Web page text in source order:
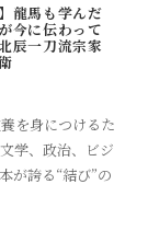
龍馬も学んだ
今に伝わって
辰一刀流宗家
を身につけるた
学、政治、ビジ
が誇る“結び”の